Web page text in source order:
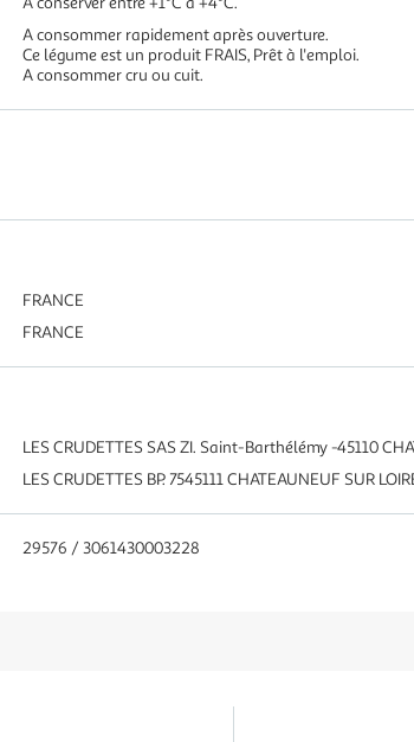
A consommer rapidement après ouverture.
Ce légume est un produit FRAIS, Prêt à l'emploi.
A consommer cru ou cuit.
FRANCE
FRANCE
LES CRUDETTES SAS ZI. Saint-Barthélémy -45110
LES CRUDETTES BP. 7545111 CHATEAUNEUF SUR
29576 / 3061430003228